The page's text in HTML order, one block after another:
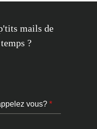
mails de
?
vous? *